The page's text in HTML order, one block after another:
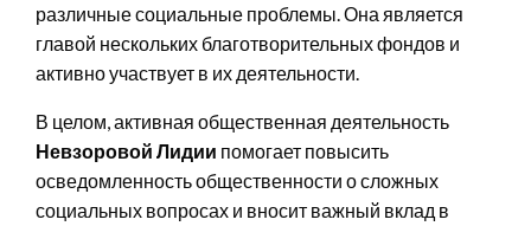
различные социальные проблемы. Она является
главой нескольких благотворительных фондов и
активно участвует в их деятельности.
В целом, активная общественная деятельность
Невзоровой Лидии помогает повысить
осведомленность общественности о сложных
социальных вопросах и вносит важный вклад в